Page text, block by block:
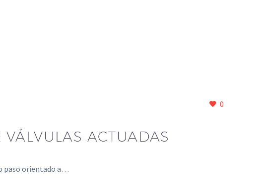
0
ACTUADAS
paso orientado a…